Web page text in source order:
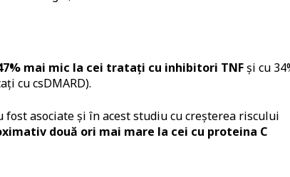
mai mic la cei tratați cu inhibitori TNFși cu
cu csDMARD).
asociate și în acest studiu cu creșterea riscului
două ori mai mare la cei cu proteina C